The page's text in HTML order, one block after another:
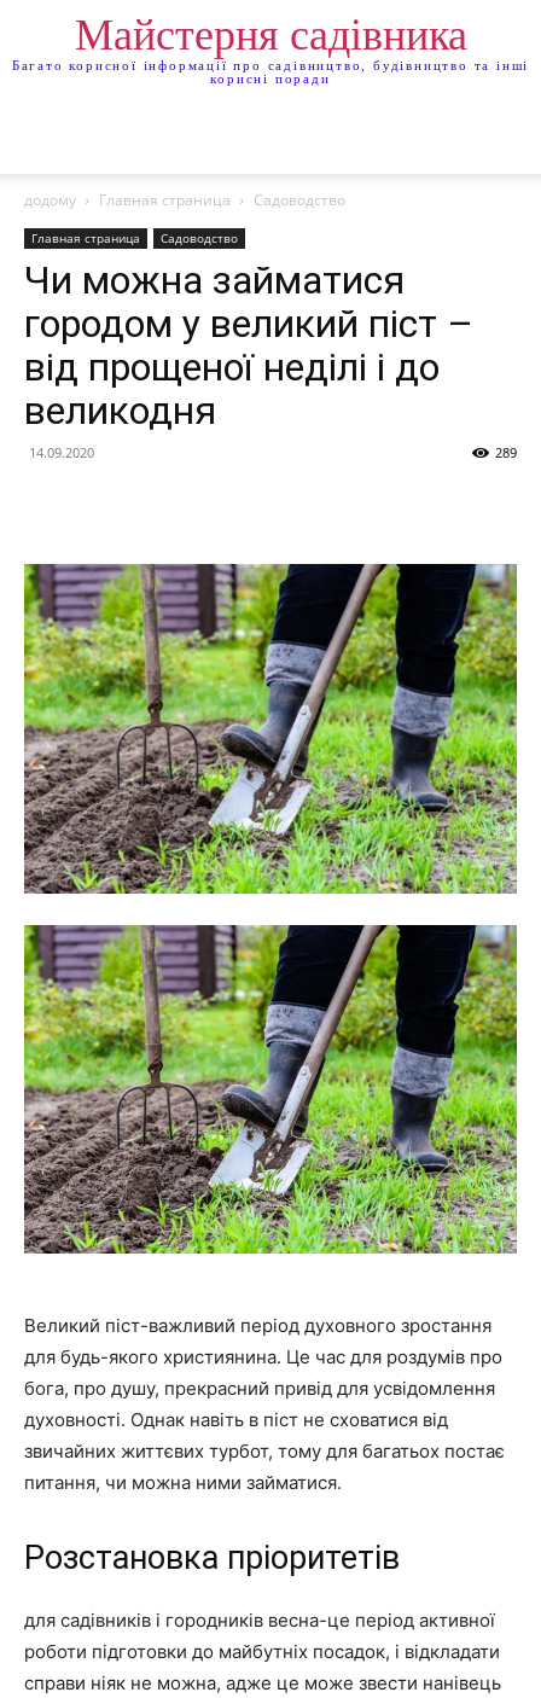
Майстерня садівника
Багато корисної інформації про садівництво, будівництво та інші
корисні поради
додому Главная страница Садоводство
Главная страница Садоводство
Чи можна займатися
городом у великий піст –
від прощеної неділі і до
великодня
14.09.2020 289
Великий піст-важливий період духовного зростання
для будь-якого християнина. Це час для роздумів про
бога, про душу, прекрасний привід для усвідомлення
духовності. Однак навіть в піст не сховатися від
звичайних життєвих турбот, тому для багатьох постає
питання, чи можна ними займатися.
Розстановка пріоритетів
для садівників і городників весна-це період активної
роботи підготовки до майбутніх посадок, і відкладати
справи ніяк не можна, адже це може звести нанівець